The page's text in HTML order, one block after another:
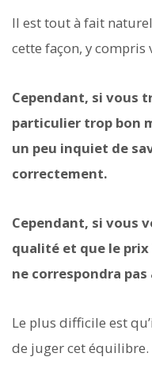
Il est tout à fait
cette façon, y
Cependant, si vous
particulier trop bon
un peu inquiet de
correctement.
Cependant, si vous
qualité et que le
ne correspondra
Le plus difficile est
de juger cet équilibre.